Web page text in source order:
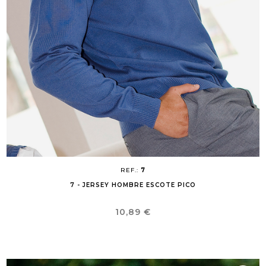
REF.: 7
7 - JERSEY HOMBRE ESCOTE PICO
Precio
10,89 €